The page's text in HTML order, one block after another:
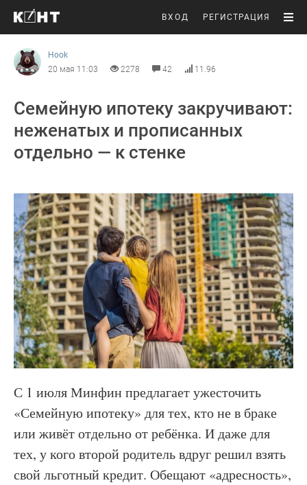
ВХОД РЕГИСТРАЦИЯ
Hook
20 мая 11:03
2278 42 11.96
Семейную ипотеку закручивают:
неженатых и прописанных
отдельно — к стенке
С 1 июля Минфин предлагает ужесточить
«Семейную ипотеку» для тех, кто не в браке
или живёт отдельно от ребёнка. И даже для
тех, у кого второй родитель вдруг решил взять
свой льготный кредит. Обещают «адресность»,